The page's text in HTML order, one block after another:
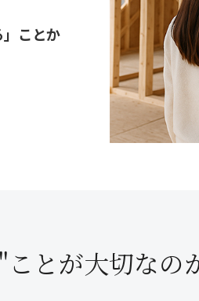
ことか
とが大切なの